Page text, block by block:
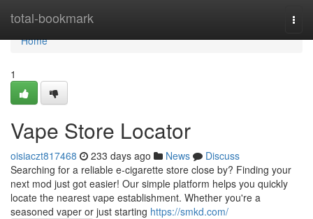
total-bookmark
Home
Home
1
Vape Store Locator
oisiaczt817468 233 days ago News
Discuss
Searching for a reliable e-cigarette store close by? Finding your
next mod just got easier! Our simple platform helps you quickly
locate the nearest vape establishment. Whether you're a
seasoned vaper or just starting https://smkd.com/